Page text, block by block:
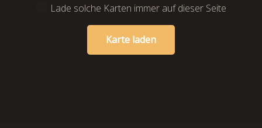
Lade solche Karten immer auf dieser Seite
Karte laden